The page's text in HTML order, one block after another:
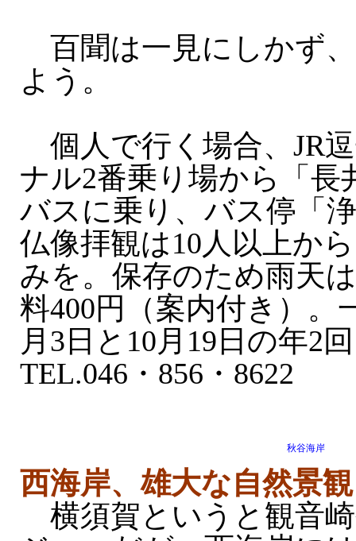
百聞は一見にしかず
よう。
個人で行く場合、JR
ナル2番乗り場から「長
バスに乗り、バス停「
仏像拝観は10人以上か
みを。保存のため雨天
料400円（案内付き）。
月3日と10月19日の年2
TEL.046・856・8622
秋谷海岸
西海岸、雄大な自然景観
横須賀というと観音